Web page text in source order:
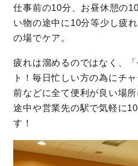
仕事前の10分、お昼休憩の
い物の途中に10分等少し疲
の場でケア。
疲れは溜めるのではなく、
ト！毎日忙しい方の為にチ
前などに全て便利が良い場
途中や営業先の駅で気軽に
す！